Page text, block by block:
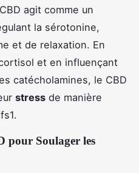
agit comme un
la sérotonine,
et de relaxation. En
et en influençant
catécholamines, le CBD
stress de manière
pour Soulager les